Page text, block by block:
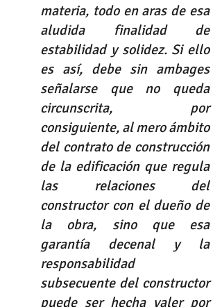
materia, todo en aras de esa
aludida finalidad de
estabilidad y solidez. Si ello
es así, debe sin ambages
señalarse que no queda
circunscrita, por
consiguiente, al mero ámbito
del contrato de construcción
de la edificación que regula
las relaciones del
constructor con el dueño de
la obra, sino que esa
garantía decenal y la
responsabilidad
subsecuente del constructor
puede ser hecha valer por